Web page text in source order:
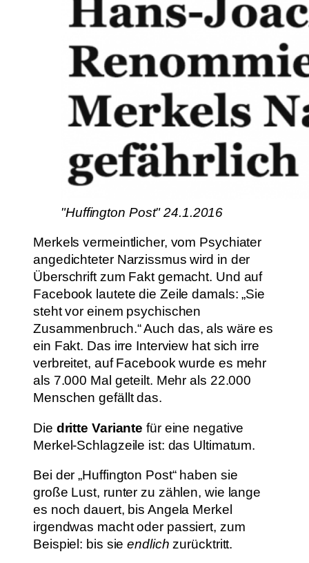
"Huffington Post" 24.1.2016
Merkels vermeintlicher, vom Psychiater
angedichteter Narzissmus wird in der
Überschrift zum Fakt gemacht. Und auf
Facebook lautete die Zeile damals: „Sie
steht vor einem psychischen
Zusammenbruch.“ Auch das, als wäre es
ein Fakt. Das irre Interview hat sich irre
verbreitet, auf Facebook wurde es mehr
als 7.000 Mal geteilt. Mehr als 22.000
Menschen gefällt das.
Die dritte Variante für eine negative
Merkel-Schlagzeile ist: das Ultimatum.
Bei der „Huffington Post“ haben sie
große Lust, runter zu zählen, wie lange
es noch dauert, bis Angela Merkel
irgendwas macht oder passiert, zum
Beispiel: bis sieendlich zurücktritt.